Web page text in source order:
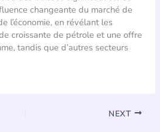
changeante du marché de
l’économie, en révélant les
croissante de pétrole et une offre
tandis que d’autres secteurs
NEXT